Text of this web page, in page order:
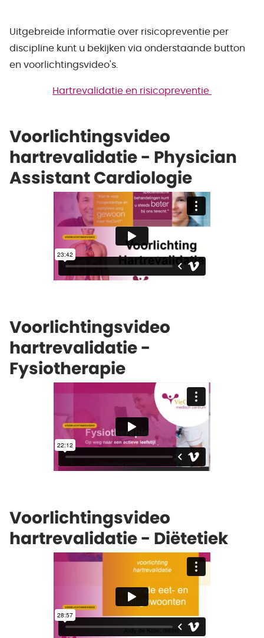
Uitgebreide informatie over risicopreventie per
discipline kunt u bekijken via onderstaande button
en voorlichtingsvideo's.
Hartrevalidatie en risicopreventie
Voorlichtingsvideo
hartrevalidatie - Physician
Assistant Cardiologie
Voorlichtingsvideo
hartrevalidatie -
Fysiotherapie
Voorlichtingsvideo
hartrevalidatie - Diëtetiek